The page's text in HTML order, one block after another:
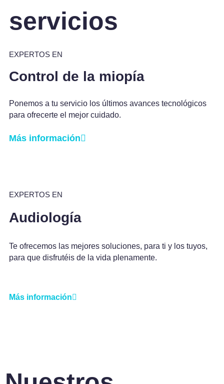
servicios
EXPERTOS EN
Control de la miopía
Ponemos a tu servicio los últimos avances tecnológicos
para ofrecerte el mejor cuidado.
Más información
EXPERTOS EN
Audiología
Te ofrecemos las mejores soluciones, para ti y los tuyos,
para que disfrutéis de la vida plenamente.
Más información